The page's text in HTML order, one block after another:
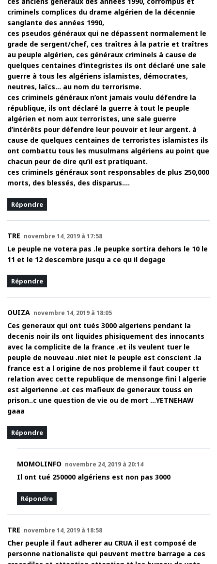
criminels complices du drame algérien de la décennie
sanglante des années 1990,
ces pseudos généraux qui ne dépassent normalement le
grade de sergent/chef, ces traîtres à la patrie et traîtres
au peuple algérien, ces généraux criminels à cause de
quelques centaines d’integristes ils ont déclaré une sale
guerre à tous les algériens islamistes, démocrates,
neutres, laïcs… au nom du terrorisme.
ces criminels généraux n’ont jamais voulu défendre la
république, ils ont déclaré la guerre à tout le peuple
algérien et nom aux terroristes, une sale guerre
d’intérêts pour défendre leur pouvoir et leur argent. à
cause de quelques centaines de terroristes islamistes ils
ont combattu tous les musulmans algériens au point que
chacun peur de dire qu’il est pratiquant.
ces criminels généraux sont responsables de plus 250,000
morts, des blessés, des disparus….
Répondre
TRE novembre 14, 2019 à 17:58
Le peuple ne votera pas .le peupke sortira dehors le 10 le
11 et le 12 descembre jusqu a ce qu il degage
Répondre
OUIZA novembre 14, 2019 à 18:05
Ces generaux qui ont tués 3000 algeriens pendant la
decenis noir ils ont liquides phisiquement des innocants
avec la complicite de la france .et ils veulent tuer le
peuple de nouveau .niet niet le peuple est conscient .la
france est a l origine de nos probleme il faut couper tt
relation avec cette republique de mensonge fini l algerie
est algerienne .et ces mafieux de generaux touss en
prison..c une question de vie ou de mort …YETNEHAW
gaaa
Répondre
MOMOLINFO novembre 24, 2019 à 20:14
Il ont tué 250000 algériens est non pas 3000
Répondre
TRE novembre 14, 2019 à 18:58
Cher peuple il faut adherer au CRUA il est composé de
personne nationaliste qui peuvent mettre barrage a ces